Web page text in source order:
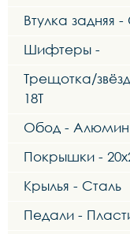
Втулка задняя
Шифтеры -
Трещотка/
18Т
Обод -
Покрышки -
Крылья - Сталь
Педали -